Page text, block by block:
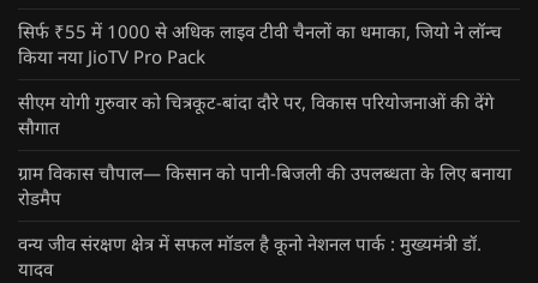
सिर्फ ₹55 में 1000 से अधिक लाइव टीवी चैनलों का धमाका, जियो ने लॉन्च
किया नया JioTV Pro Pack
सीएम योगी गुरुवार को चित्रकूट-बांदा दौरे पर, विकास परियोजनाओं की देंगे
सौगात
ग्राम विकास चौपाल— किसान को पानी-बिजली की उपलब्धता के लिए बनाया
रोडमैप
वन्य जीव संरक्षण क्षेत्र में सफल मॉडल है कूनो नेशनल पार्क : मुख्यमंत्री डॉ.
यादव